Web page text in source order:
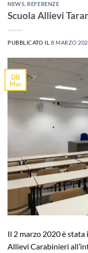
NEWS REFERENZE
Scuola Allievi
PUBBLICATO IL 8 MARZO
08
Mar
Il 2 marzo 2020 è stata
Allievi Carabinieri